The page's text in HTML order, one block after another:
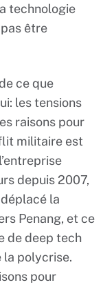
technologie
être
ce que
les tensions
raisons pour
militaire est
depuis 2007,
la
Penang, et ce
de deep tech
la polycrise.
pour